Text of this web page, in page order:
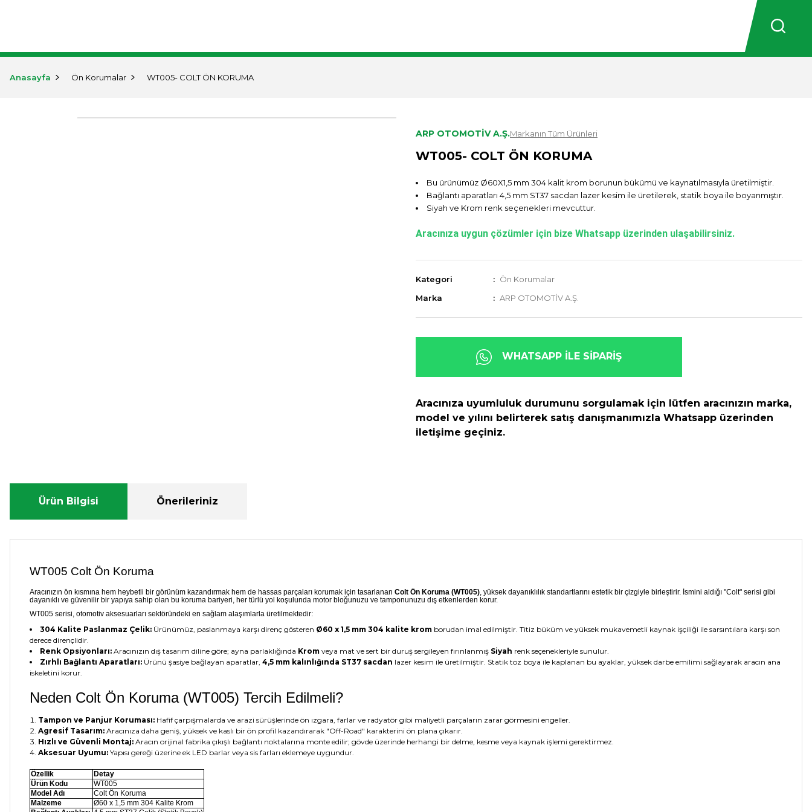
Anasayfa Ön Korumalar WT005- COLT ÖN KORUMA
ARP OTOMOTİV A.Ş.Markanın Tüm Ürünleri
WT005- COLT ÖN KORUMA
Bu ürünümüz Ø60X1,5 mm 304 kalit krom borunun bükümü ve kaynatılmasıyla üretilmiştir.
Bağlantı aparatları 4,5 mm ST37 sacdan lazer kesim ile üretilerek, statik boya ile boyanmıştır.
Siyah ve Krom renk seçenekleri mevcuttur.
Aracınıza uygun çözümler için bize Whatsapp üzerinden ulaşabilirsiniz.
Kategori
Ön Korumalar
Marka
ARP OTOMOTİV A.Ş.
WHATSAPP İLE SİPARİŞ
Aracınıza uyumluluk durumunu sorgulamak için lütfen aracınızın marka,
model ve yılını belirterek satış danışmanımızla Whatsapp üzerinden
iletişime geçiniz.
Ürün Bilgisi Önerileriniz
WT005 Colt Ön Koruma
Aracınızın ön kısmına hem heybetli bir görünüm kazandırmak hem de hassas parçaları korumak için tasarlanan Colt Ön Koruma (WT005), yüksek dayanıklılık standartlarını estetik bir çizgiyle birleştirir. İsmini aldığı "Colt" serisi gibi
dayanıklı ve güvenilir bir yapıya sahip olan bu koruma bariyeri, her türlü yol koşulunda motor bloğunuzu ve tamponunuzu dış etkenlerden korur.
WT005 serisi, otomotiv aksesuarları sektöründeki en sağlam alaşımlarla üretilmektedir:
304 Kalite Paslanmaz Çelik: Ürünümüz, paslanmaya karşı direnç gösteren Ø60 x 1,5 mm 304 kalite krom borudan imal edilmiştir. Titiz büküm ve yüksek mukavemetli kaynak işçiliği ile sarsıntılara karşı son
derece dirençlidir.
Renk Opsiyonları: Aracınızın dış tasarım diline göre; ayna parlaklığında Krom veya mat ve sert bir duruş sergileyen fırınlanmış Siyah renk seçenekleriyle sunulur.
Zırhlı Bağlantı Aparatları: Ürünü şasiye bağlayan aparatlar, 4,5 mm kalınlığında ST37 sacdan lazer kesim ile üretilmiştir. Statik toz boya ile kaplanan bu ayaklar, yüksek darbe emilimi sağlayarak aracın ana
iskeletini korur.
Neden Colt Ön Koruma (WT005) Tercih Edilmeli?
Tampon ve Panjur Koruması: Hafif çarpışmalarda ve arazi sürüşlerinde ön ızgara, farlar ve radyatör gibi maliyetli parçaların zarar görmesini engeller.
Agresif Tasarım: Aracınıza daha geniş, yüksek ve kaslı bir ön profil kazandırarak "Off-Road" karakterini ön plana çıkarır.
Hızlı ve Güvenli Montaj: Aracın orijinal fabrika çıkışlı bağlantı noktalarına monte edilir; gövde üzerinde herhangi bir delme, kesme veya kaynak işlemi gerektirmez.
Aksesuar Uyumu: Yapısı gereği üzerine ek LED barlar veya sis farları eklemeye uygundur.
Özellik
Detay
Ürün Kodu
WT005
Model Adı
Colt Ön Koruma
Malzeme
Ø60 x 1,5 mm 304 Kalite Krom